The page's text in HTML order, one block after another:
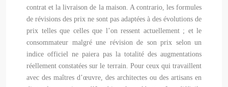
contrat et la livraison de la maison. A contrario, les formules
de révisions des prix ne sont pas adaptées à des évolutions de
prix telles que celles que l’on ressent actuellement ; et le
consommateur malgré une révision de son prix selon un
indice officiel ne paiera pas la totalité des augmentations
réellement constatées sur le terrain. Pour ceux qui travaillent
avec des maîtres d’œuvre, des architectes ou des artisans en